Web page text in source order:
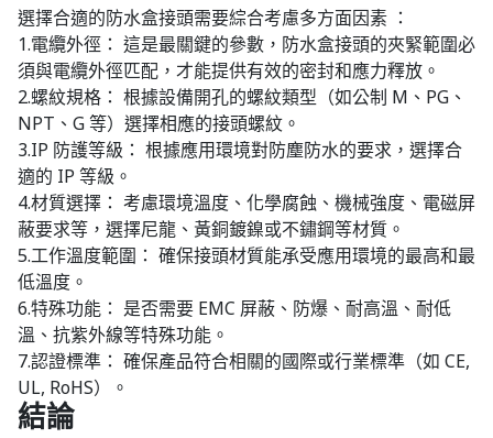
選擇合適的防水盒接頭需要綜合考慮多方面因素 ：
1.電纜外徑： 這是最關鍵的參數，防水盒接頭的夾緊範圍必
須與電纜外徑匹配，才能提供有效的密封和應力釋放。
2.螺紋規格： 根據設備開孔的螺紋類型（如公制 M、PG、
NPT、G 等）選擇相應的接頭螺紋。
3.IP 防護等級： 根據應用環境對防塵防水的要求，選擇合
適的 IP 等級。
4.材質選擇： 考慮環境溫度、化學腐蝕、機械強度、電磁屏
蔽要求等，選擇尼龍、黃銅鍍鎳或不鏽鋼等材質。
5.工作溫度範圍： 確保接頭材質能承受應用環境的最高和最
低溫度。
6.特殊功能： 是否需要 EMC 屏蔽、防爆、耐高溫、耐低
溫、抗紫外線等特殊功能。
7.認證標準： 確保產品符合相關的國際或行業標準（如 CE,
UL, RoHS）。
結論